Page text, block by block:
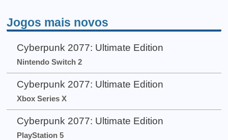
Jogos mais novos
Cyberpunk 2077: Ultimate Edition
Nintendo Switch 2
Cyberpunk 2077: Ultimate Edition
Xbox Series X
Cyberpunk 2077: Ultimate Edition
PlayStation 5